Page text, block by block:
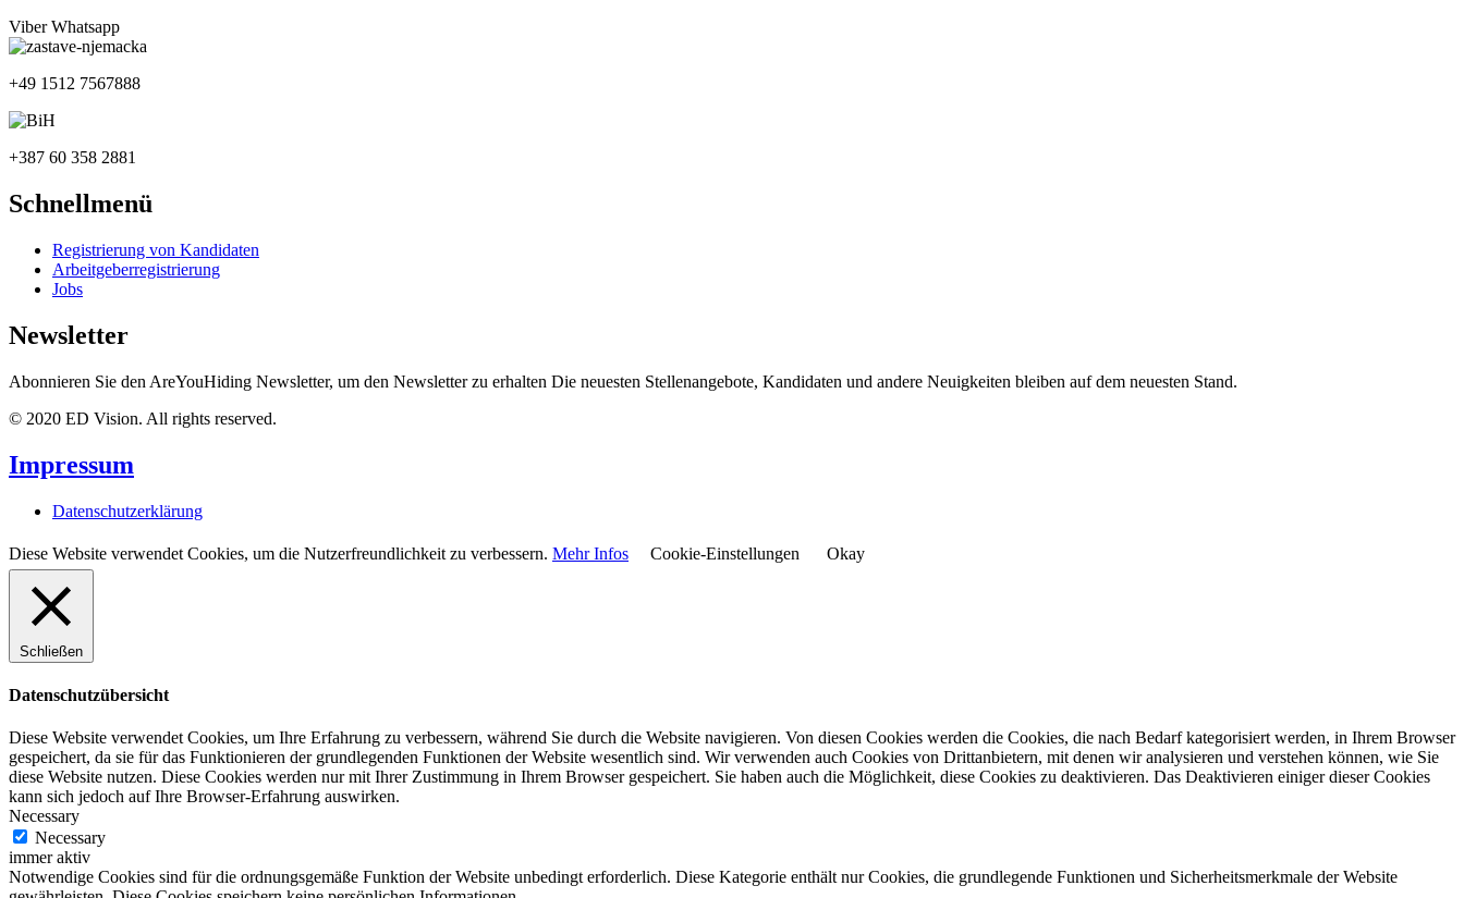
Viber Whatsapp
+49 1512 7567888
+387 60 358 2881
Schnellmenü
Registrierung von Kandidaten
Arbeitgeberregistrierung
Jobs
Newsletter
Abonnieren Sie den AreYouHiding Newsletter, um den Newsletter zu erhalten Die neuesten Stellenangebote, Kandidaten und andere Neuigkeiten bleiben auf dem neuesten Stand.
© 2020 ED Vision. All rights reserved.
Impressum
Datenschutzerklärung
Diese Website verwendet Cookies, um die Nutzerfreundlichkeit zu verbessern. Mehr Infos Cookie-Einstellungen Okay
Schließen
Datenschutzübersicht
Diese Website verwendet Cookies, um Ihre Erfahrung zu verbessern, während Sie durch die Website navigieren. Von diesen Cookies werden die Cookies, die nach Bedarf kategorisiert werden, in Ihrem Browser
gespeichert, da sie für das Funktionieren der grundlegenden Funktionen der Website wesentlich sind. Wir verwenden auch Cookies von Drittanbietern, mit denen wir analysieren und verstehen können, wie Sie
diese Website nutzen. Diese Cookies werden nur mit Ihrer Zustimmung in Ihrem Browser gespeichert. Sie haben auch die Möglichkeit, diese Cookies zu deaktivieren. Das Deaktivieren einiger dieser Cookies
kann sich jedoch auf Ihre Browser-Erfahrung auswirken.
Necessary
Necessary
immer aktiv
Notwendige Cookies sind für die ordnungsgemäße Funktion der Website unbedingt erforderlich. Diese Kategorie enthält nur Cookies, die grundlegende Funktionen und Sicherheitsmerkmale der Website